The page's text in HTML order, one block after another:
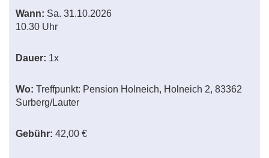
Wann: Sa. 31.10.2026
10.30 Uhr
Dauer: 1x
Wo: Treffpunkt: Pension Holneich, Holneich 2, 83362
Surberg/Lauter
Gebühr: 42,00 €